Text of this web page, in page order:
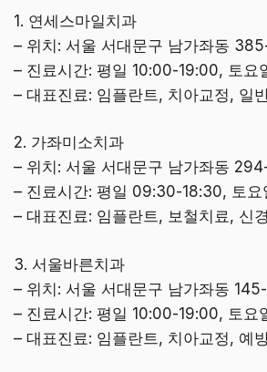
1. 연세스마일치과
– 위치: 서울 서대문구 남가좌동
– 진료시간: 평일 10:00-19:00, 토요
– 대표진료: 임플란트, 치아교정, 일
2. 가좌미소치과
– 위치: 서울 서대문구 남가좌동
– 진료시간: 평일 09:30-18:30, 토
– 대표진료: 임플란트, 보철치료, 신
3. 서울바른치과
– 위치: 서울 서대문구 남가좌동
– 진료시간: 평일 10:00-19:00, 토요
– 대표진료: 임플란트, 치아교정, 예